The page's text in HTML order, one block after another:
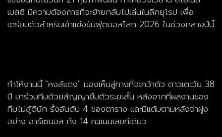
เมสซี มีความต้องการที่จะย้ายกลับไปเล่นในลีกยุโรป เพื่อ
เตรียมตัวสำหรับเข้าแข่งขันฟุตบอลโลก 2026 ในช่วงกลางปีนี้
ทำให้งานนี้ "หงส์แดง" มองเห็นลู่ทางที่จะคว้าตัว ดาวเตะวัย 38
ปี มาร่วมทีมด้วยสัญญายืมตัวระยะสั้น หลังจากที่ผลงานของ
ทีมไม่สู้ดีนัก รั้งอันดับ 4 ของตาราง และมีแต้มตามหลังจ่าฝูง
อย่าง อาร์เซนอล ถึง 14 คะแนนเลยทีเดียว